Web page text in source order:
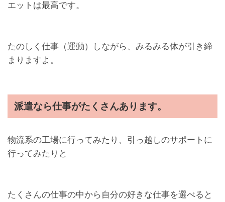
エットは最高です。
たのしく仕事（運動）しながら、みるみる体が引き締
まりますよ。
派遣なら仕事がたくさんあります。
物流系の工場に行ってみたり、引っ越しのサポートに
行ってみたりと
たくさんの仕事の中から自分の好きな仕事を選べると